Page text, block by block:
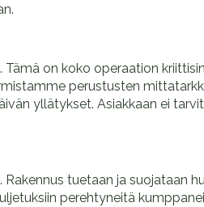
on koko operaation
perustusten
yllätykset. Asiakkaan ei
tuetaan ja suojataan
perehtyneitä